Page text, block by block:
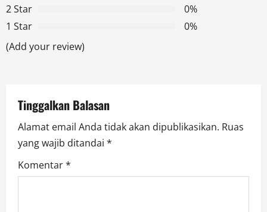
a
t
o
n
2 Star
0%
1 Star
0%
(Add your review)
Tinggalkan Balasan
Alamat email Anda tidak akan dipublikasikan. Ruas
yang wajib ditandai *
Komentar*